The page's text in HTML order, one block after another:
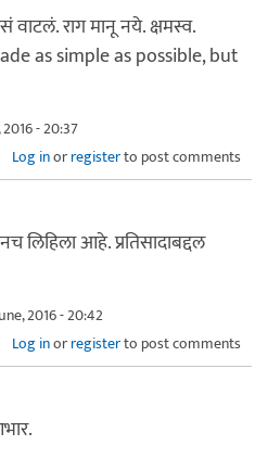
वाटलं. राग मानू नये. क्षमस्व.
as simple as possible, but
- 20:37
Log inorregisterto post comments
आहे. प्रतिसादाबद्दल
2016 - 20:42
Log inorregisterto post comments